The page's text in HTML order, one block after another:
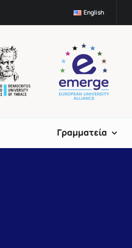
English
Γραμματεία